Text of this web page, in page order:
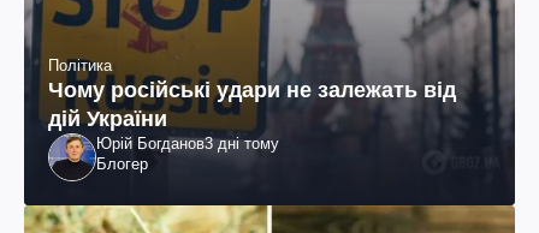
Політика
Чому російські удари не залежать від
дій України
Юрій Богданов3 дні тому
Блогер